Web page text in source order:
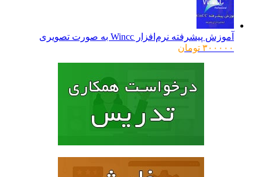
آموزش پیشرفته نرم‌افزار Wincc به صورت تصویری
۳۰۰۰۰۰ تومان